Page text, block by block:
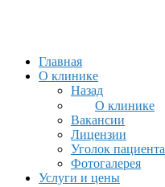
Главная
О клинике
Назад
О клинике
Вакансии
Лицензии
Уголок пациента
Фотогалерея
Услуги и цены